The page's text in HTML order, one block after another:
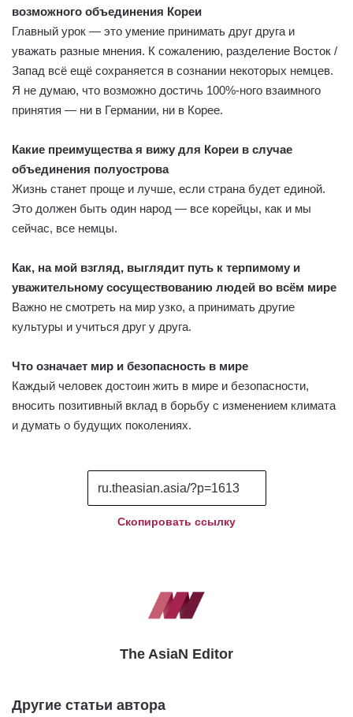
возможного объединения Кореи
Главный урок — это умение принимать друг друга и
уважать разные мнения. К сожалению, разделение Восток /
Запад всё ещё сохраняется в сознании некоторых немцев.
Я не думаю, что возможно достичь 100%-ного взаимного
принятия — ни в Германии, ни в Корее.
Какие преимущества я вижу для Кореи в случае
объединения полуострова
Жизнь станет проще и лучше, если страна будет единой.
Это должен быть один народ — все корейцы, как и мы
сейчас, все немцы.
Как, на мой взгляд, выглядит путь к терпимому и
уважительному сосуществованию людей во всём мире
Важно не смотреть на мир узко, а принимать другие
культуры и учиться друг у друга.
Что означает мир и безопасность в мире
Каждый человек достоин жить в мире и безопасности,
вносить позитивный вклад в борьбу с изменением климата
и думать о будущих поколениях.
Скопировать ссылку
The AsiaN Editor
Другие статьи автора